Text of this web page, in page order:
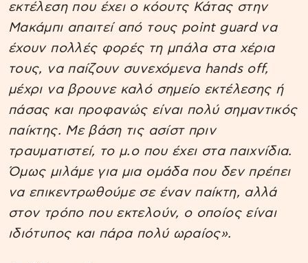
εκτέλεση που έχει ο κόουτς Κάτας στην
Μακάμπι απαιτεί από τους point guard να
έχουν πολλές φορές τη μπάλα στα χέρια
τους, να παίζουν συνεχόμενα hands off,
μέχρι να βρουνε καλό σημείο εκτέλεσης ή
πάσας και προφανώς είναι πολύ σημαντικός
παίκτης. Με βάση τις ασίστ πριν
τραυματιστεί, το μ.ο που έχει στα παιχνίδια.
Όμως μιλάμε για μια ομάδα που δεν πρέπει
να επικεντρωθούμε σε έναν παίκτη, αλλά
στον τρόπο που εκτελούν, ο οποίος είναι
ιδιότυπος και πάρα πολύ ωραίος».